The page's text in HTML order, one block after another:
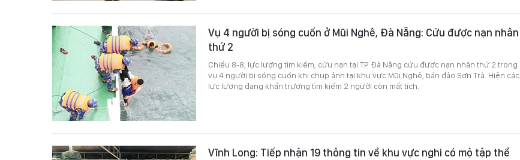
Vụ 4 người bị sóng cuốn ở Mũi Nghê, Đà Nẵng: Cứu được nạn nhân
thứ 2
Chiều 8-8, lực lượng tìm kiếm, cứu nạn tại TP Đà Nẵng cứu được nạn nhân thứ 2 trong
vụ 4 người bị sóng cuốn khi chụp ảnh tại khu vực Mũi Nghê, bán đảo Sơn Trà. Hiện các
lực lượng đang khẩn trương tìm kiếm 2 người còn mất tích.
Vĩnh Long: Tiếp nhận 19 thông tin về khu vực nghi có mộ tập thể